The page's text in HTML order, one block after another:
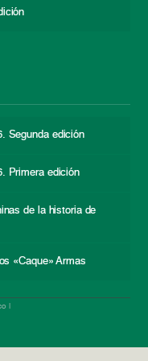
Segunda edición
Primera edición
de la historia de
«Caque» Armas
|